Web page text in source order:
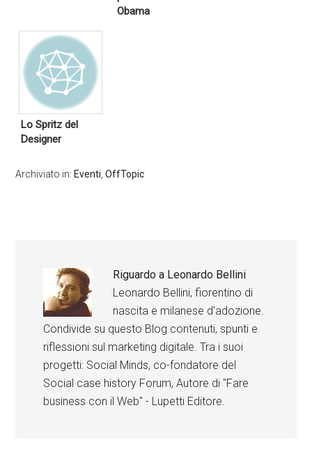
Obama
Lo Spritz del
Designer
Archiviato in: Eventi,OffTopic
Riguardo a Leonardo Bellini
Leonardo Bellini, fiorentino di
nascita e milanese d'adozione.
Condivide su questo Blog contenuti, spunti e
riflessioni sul marketing digitale. Tra i suoi
progetti: Social Minds, co-fondatore del
Social case history Forum, Autore di "Fare
business con il Web" - Lupetti Editore.